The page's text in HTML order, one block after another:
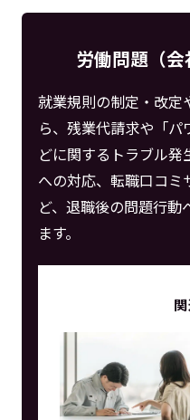
労働問題（会
就業規則の制定・改定
ら、残業代請求や「
どに関するトラブル発
への対応、転職口コミ
ど、退職後の問題行動
ます。